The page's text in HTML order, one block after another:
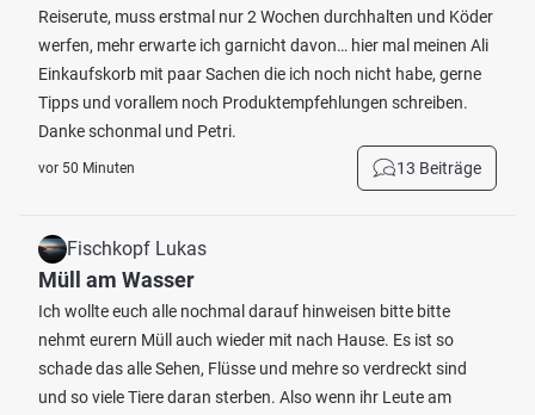
Reiserute, muss erstmal nur 2 Wochen durchhalten und Köder
werfen, mehr erwarte ich garnicht davon… hier mal meinen Ali
Einkaufskorb mit paar Sachen die ich noch nicht habe, gerne
Tipps und vorallem noch Produktempfehlungen schreiben.
Danke schonmal und Petri.
vor 50 Minuten 13 Beiträge
Fischkopf Lukas
Müll am Wasser
Ich wollte euch alle nochmal darauf hinweisen bitte bitte
nehmt eurern Müll auch wieder mit nach Hause. Es ist so
schade das alle Sehen, Flüsse und mehre so verdreckt sind
und so viele Tiere daran sterben. Also wenn ihr Leute am